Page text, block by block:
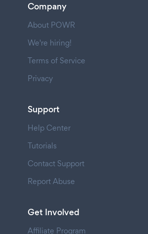
Company
About POWR
We're hiring!
Terms of Service
Privacy
Support
Help Center
Tutorials
Contact Support
Report Abuse
Get Involved
Affiliate Program